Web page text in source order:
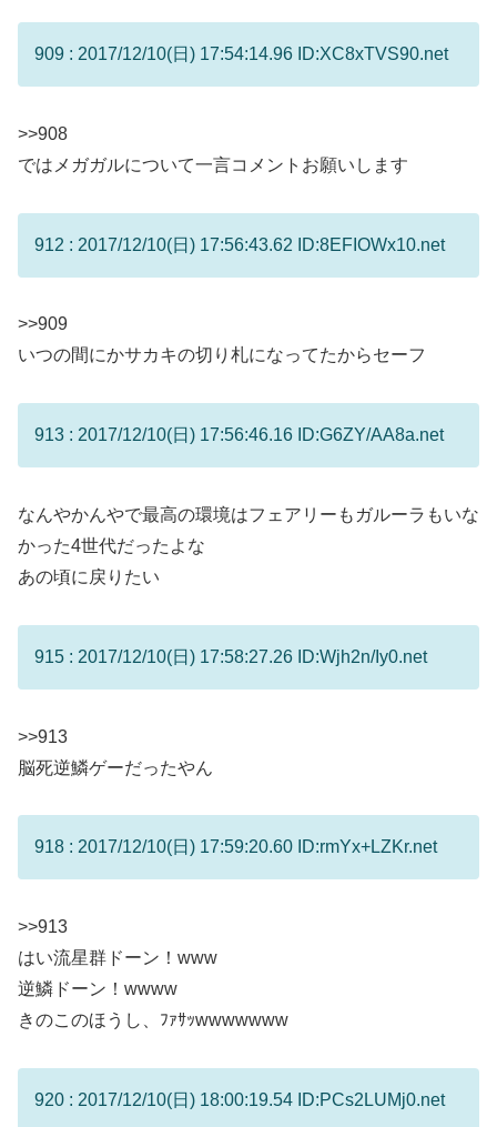
909 : 2017/12/10(日) 17:54:14.96 ID:XC8xTVS90.net
>>908
ではメガガルについて一言コメントお願いします
912 : 2017/12/10(日) 17:56:43.62 ID:8EFIOWx10.net
>>909
いつの間にかサカキの切り札になってたからセーフ
913 : 2017/12/10(日) 17:56:46.16 ID:G6ZY/AA8a.net
なんやかんやで最高の環境はフェアリーもガルーラもいな
かった4世代だったよな
あの頃に戻りたい
915 : 2017/12/10(日) 17:58:27.26 ID:Wjh2n/Iy0.net
>>913
脳死逆鱗ゲーだったやん
918 : 2017/12/10(日) 17:59:20.60 ID:rmYx+LZKr.net
>>913
はい流星群ドーン！www
逆鱗ドーン！wwww
きのこのほうし、ﾌｧｻｯwwwwwww
920 : 2017/12/10(日) 18:00:19.54 ID:PCs2LUMj0.net